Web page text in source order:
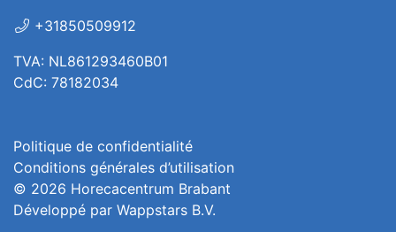
+31850509912
TVA: NL861293460B01
CdC: 78182034
Politique de confidentialité
Conditions générales d’utilisation
© 2026 Horecacentrum Brabant
Développé par Wappstars B.V.